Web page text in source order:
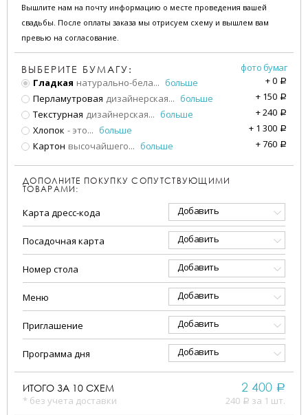
Вышлите нам на почту информацию о месте проведения вашей
свадьбы. После оплаты заказа мы отрисуем схему и вышлем вам
превью на согласование.
ВЫБЕРИТЕ БУМАГУ:
фото бумаг
Гладкая натурально-бела... больше +0 a
Перламутровая дизайнерская... больше + 150 a
Текстурная дизайнерская... больше +240 a
Хлопок - это... больше + 1 300 a
Картон высочайшего... больше +760 a
ДОПОЛНИТЕ ПОКУПКУ СОПУТСТВУЮЩИМИ
ТОВАРАМИ:
Карта дресс-кода Добавить
Посадочная карта Добавить
Номер стола Добавить
Меню Добавить
Приглашение Добавить
Программа дня Добавить
ИТОГО ЗА 10 СХЕМ
* без учета доставки
2 400 a
240 a за 1 шт.